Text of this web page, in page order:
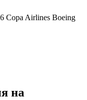
Copa Airlines Boeing
на